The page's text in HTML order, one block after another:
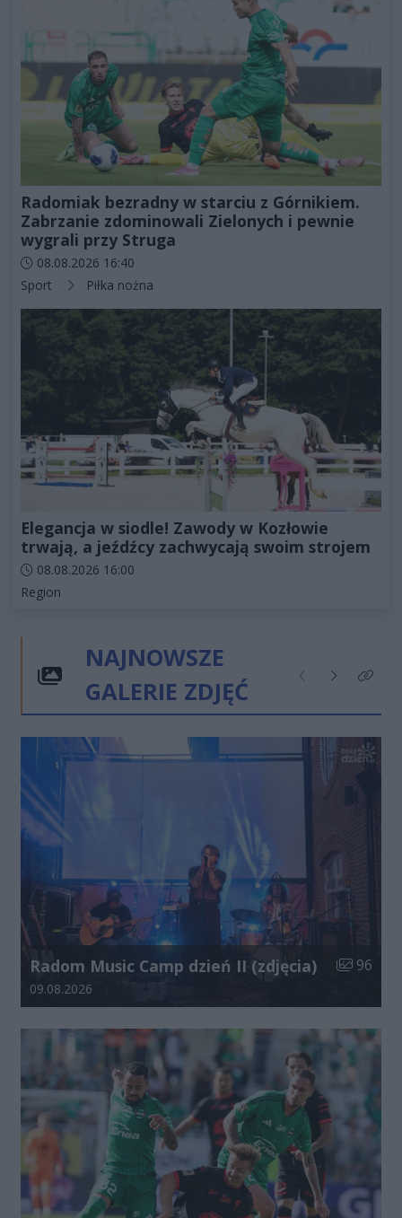
Radomiak bezradny w starciu z Górnikiem.
Zabrzanie zdominowali Zielonych i pewnie
wygrali przy Struga
Data dodania artykułu:
08.08.2026 16:40
Kategorie artykułu:
Sport Piłka nożna
Elegancja w siodle! Zawody w Kozłowie
trwają, a jeźdźcy zachwycają swoim strojem
Data dodania artykułu:
08.08.2026 16:00
Kategorie artykułu:
Region
NAJNOWSZE
GALERIE ZDJĘĆ
Poprzednie
NastępneKliknij
Radom Music Camp dzień II (zdjęcia) Liczba
96
Data dodania galerii:
09.08.2026